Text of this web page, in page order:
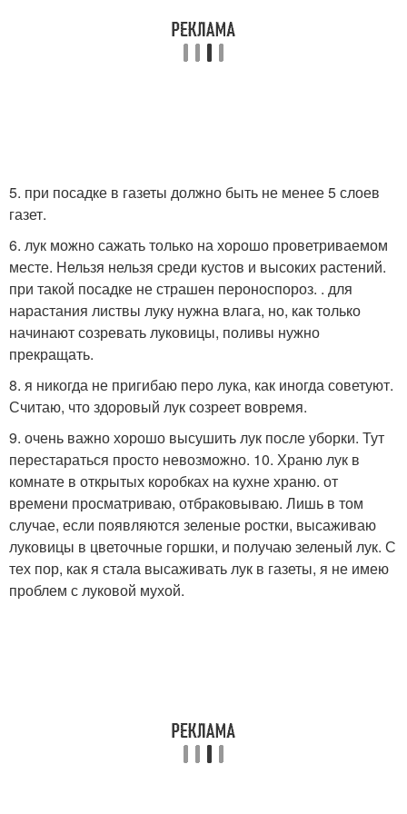
5. при посадке в газеты должно быть не менее 5 слоев
газет.
6. лук можно сажать только на хорошо проветриваемом
месте. Нельзя нельзя среди кустов и высоких растений.
при такой посадке не страшен пероноспороз. . для
нарастания листвы луку нужна влага, но, как только
начинают созревать луковицы, поливы нужно
прекращать.
8. я никогда не пригибаю перо лука, как иногда советуют.
Считаю, что здоровый лук созреет вовремя.
9. очень важно хорошо высушить лук после уборки. Тут
перестараться просто невозможно. 10. Храню лук в
комнате в открытых коробках на кухне храню. от
времени просматриваю, отбраковываю. Лишь в том
случае, если появляются зеленые ростки, высаживаю
луковицы в цветочные горшки, и получаю зеленый лук. С
тех пор, как я стала высаживать лук в газеты, я не имею
проблем с луковой мухой.